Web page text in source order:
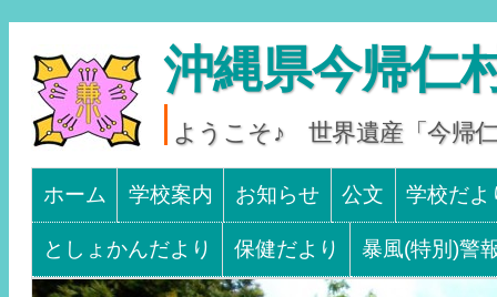
沖縄県今帰仁
ようこそ♪ 世界遺産「今帰
Main menu
SKIP TO CONTENT
ホーム 学校案内 お知らせ 公文 学校だよ
としょかんだより 保健だより 暴風(特別)警